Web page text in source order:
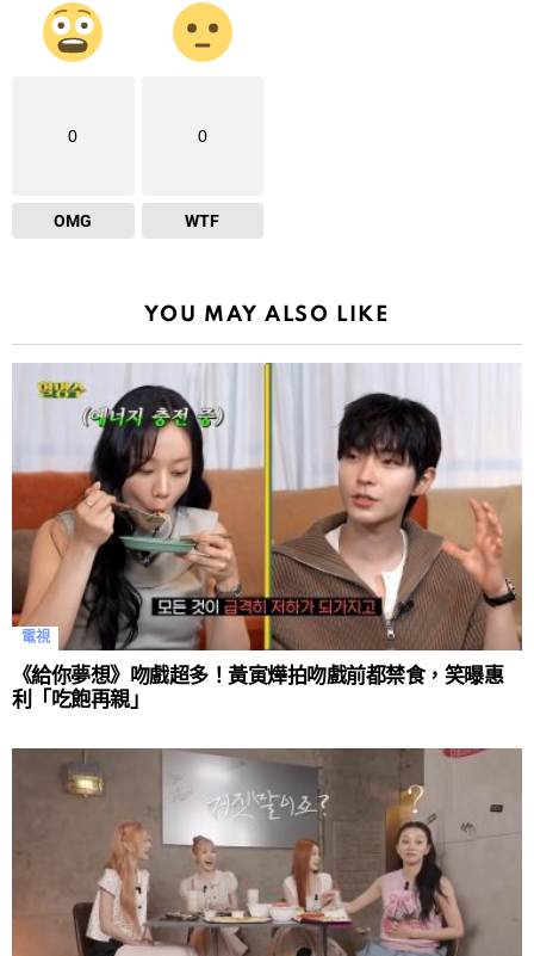
0
OMG
0
WTF
YOU MAY ALSO LIKE
電視
《給你夢想》吻戲超多！黃寅燁拍吻戲前都禁食，笑曝惠
利「吃飽再親」